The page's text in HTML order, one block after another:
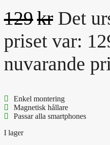
129kr Det
priset var:
nuvarande
Enkel montering
Magnetisk hållare
Passar alla smartphones
I lager